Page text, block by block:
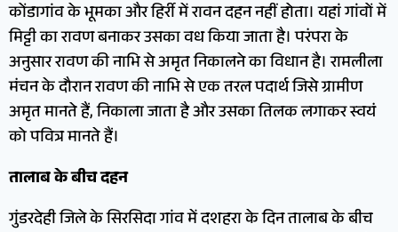
कोंडागांव के भूमका और हिर्री में रावन दहन नहीं होता। यहां गांवों में
मिट्टी का रावण बनाकर उसका वध किया जाता है। परंपरा के
अनुसार रावण की नाभि से अमृत निकालने का विधान है। रामलीला
मंचन के दौरान रावण की नाभि से एक तरल पदार्थ जिसे ग्रामीण
अमृत मानते हैं, निकाला जाता है और उसका तिलक लगाकर स्वयं
को पवित्र मानते हैं।
तालाब के बीच दहन
गुंडरदेही जिले के सिरसिदा गांव में दशहरा के दिन तालाब के बीच